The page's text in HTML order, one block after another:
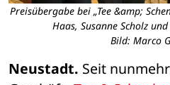
Preisübergabe bei „Tee &amp;
Haas, Susanne Scholz
Bild: Marco
Neustadt. Seit